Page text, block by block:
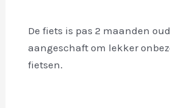
De fiets is pas 2 maanden
aangeschaft om lekker
fietsen.